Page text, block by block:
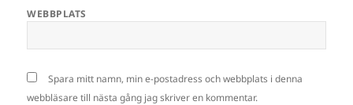
WEBBPLATS
Spara mitt namn, min e-postadress och webbplats i denna
webbläsare till nästa gång jag skriver en kommentar.